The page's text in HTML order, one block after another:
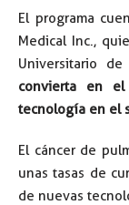
El programa
Medical Inc.,
Universitario
convierta en
tecnología en el
El cáncer de
unas tasas de
de nuevas